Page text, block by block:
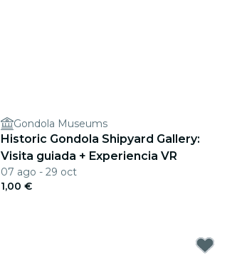
Gondola Museums
Historic Gondola Shipyard Gallery:
Visita guiada + Experiencia VR
07 ago - 29 oct
1,00 €